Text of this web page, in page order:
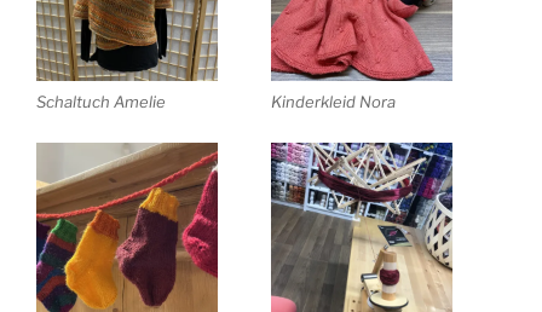
Schaltuch Amelie Kinderkleid Nora